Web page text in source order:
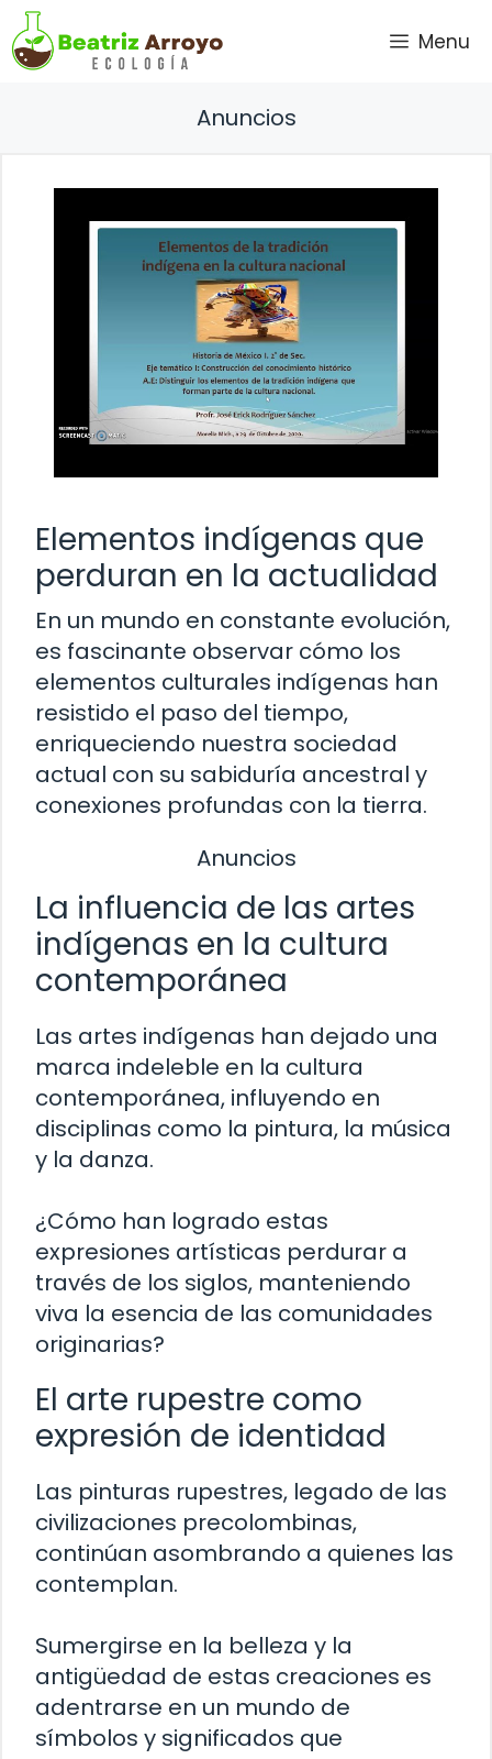
Saltar
al
contenido
Menu
Anuncios
Elementos indígenas que
perduran en la actualidad
En un mundo en constante evolución,
es fascinante observar cómo los
elementos culturales indígenas han
resistido el paso del tiempo,
enriqueciendo nuestra sociedad
actual con su sabiduría ancestral y
conexiones profundas con la tierra.
Anuncios
La influencia de las artes
indígenas en la cultura
contemporánea
Las artes indígenas han dejado una
marca indeleble en la cultura
contemporánea, influyendo en
disciplinas como la pintura, la música
y la danza.
¿Cómo han logrado estas
expresiones artísticas perdurar a
través de los siglos, manteniendo
viva la esencia de las comunidades
originarias?
El arte rupestre como
expresión de identidad
Las pinturas rupestres, legado de las
civilizaciones precolombinas,
continúan asombrando a quienes las
contemplan.
Sumergirse en la belleza y la
antigüedad de estas creaciones es
adentrarse en un mundo de
símbolos y significados que